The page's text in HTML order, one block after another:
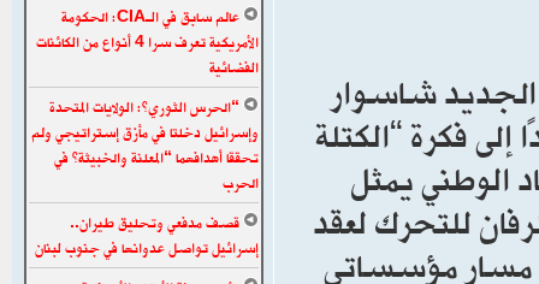
شاسوار
فكرة “الكتلة
الوطني يمثل
للتحرك لعقد
مسار مؤسساتي
عالم سابق في الـCIA: الحكومة
الأمريكية تعرف سرا 4 أنواع من الكائنات
الفضائية
“الحرس الثوري”: الولايات المتحدة
وإسرائيل دخلتا في مأزق إستراتيجي ولم
تحققا أهدافهما “المعلنة والخبيثة” في
الحرب
قصف مدفعي وتحليق طيران..
إسرائيل تواصل عدوانها في جنوب لبنان